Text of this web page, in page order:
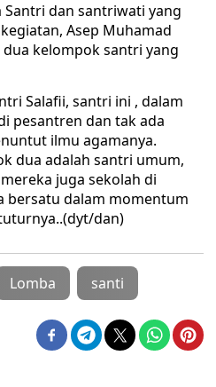
dan santriwati yang
Asep Muhamad
kelompok santri yang
Salafii, santri ini , dalam
pesantren dan tak ada
ilmu agamanya.
dua adalah santri umum,
juga sekolah di
bersatu dalam momentum
dan)
Lomba santi